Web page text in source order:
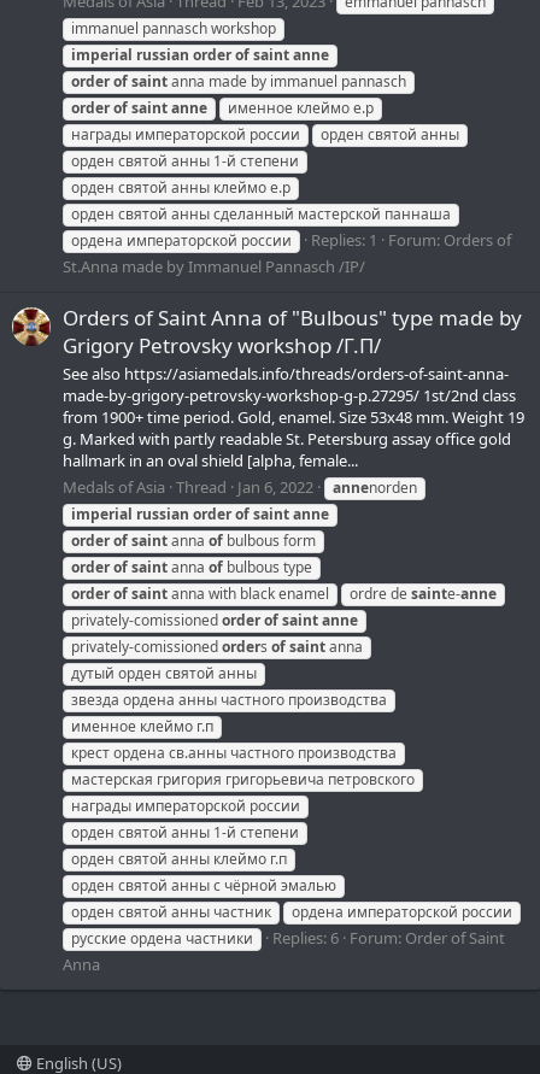
immanuel pannasch workshop
imperial russian orderofsaintanne
orderofsaintanna made by immanuel pannasch
orderofsaintanne
именное клеймо e.p
награды императорской россии
орден святой анны
орден святой анны 1-й степени
орден святой анны клеймо e.p
орден святой анны сделанный мастерской паннаша
ордена императорской россии
Replies: 1 Forum: Orders of
St.Anna made by Immanuel Pannasch /IP/
Orders of Saint Anna of "Bulbous" type made by
Grigory Petrovsky workshop /Г.П/
See also https://asiamedals.info/threads/orders-of-saint-anna-
made-by-grigory-petrovsky-workshop-g-p.27295/ 1st/2nd class
from 1900+ time period. Gold, enamel. Size 53x48 mm. Weight 19
g. Marked with partly readable St. Petersburg assay office gold
hallmark in an oval shield [alpha, female...
Medals of Asia Thread Jan 6, 2022 annenorden
imperial russian orderofsaintanne
orderofsaintanna of bulbous form
orderofsaintanna of bulbous type
orderofsaintanna with black enamel ordre desainte-anne
privately-comissionedorderofsaintanne
privately-comissionedorders ofsaintanna
дутый орден святой анны
звезда ордена анны частного производства
именное клеймо г.п
крест ордена св.анны частного производства
мастерская григория григорьевича петровского
награды императорской россии
орден святой анны 1-й степени
орден святой анны клеймо г.п
орден святой анны с чёрной эмалью
орден святой анны частник
ордена императорской россии
русские ордена частники
Replies: 6 Forum: Order of Saint
Anna
English (US)